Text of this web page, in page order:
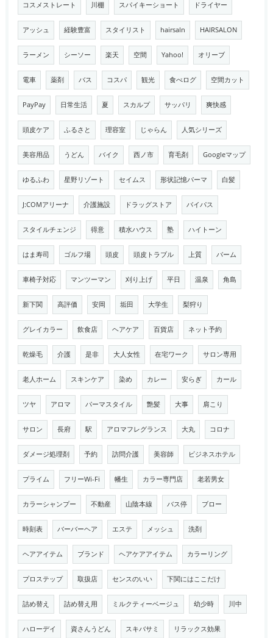
コスメストレート 川棚 スパイキーショート ドライヤー
アッシュ 経験豊富 スタイリスト hairsaln HAIRSALON
ラーメン シーソー 楽天 空間 Yahoo! オリーブ
電車 薬剤 バス コスパ 観光 食べログ 空間カット
PayPay 日常生活 夏 スカルプ サッパリ 爽快感
頭皮ケア ふるさと 理容室 じゃらん 人気シリーズ
美容用品 うどん バイク 西ノ市 育毛剤 Googleマップ
ゆるふわ 星野リゾート セイムス 形状記憶パーマ 白髪
J:COMアリーナ 介護施設 ドラッグストア バイパス
スタイルチェンジ 得意 積水ハウス 塾 ハイトーン
はま寿司 ゴルフ場 頭皮 頭皮トラブル 上質 バーム
車椅子対応 マンツーマン 刈り上げ 平日 温泉 角島
新下関 高評価 安岡 垢田 大学生 梨狩り
グレイカラー 飲食店 ヘアケア 百貨店 ネット予約
乾燥毛 介護 是非 大人女性 在宅ワーク サロン専用
老人ホーム スキンケア 染め カレー 安らぎ カール
ツヤ アロマ パーマスタイル 艶髪 大事 肩こり
サロン 長府 駅 アロマフレグランス 大丸 コロナ
ダメージ処理剤 予約 訪問介護 美容師 ビジネスホテル
プライム フリーWi-Fi 幡生 カラー専門店 老若男女
カラーシャンプー 不動産 山陰本線 バス停 ブロー
時刻表 バーバーヘア エステ メッシュ 洗剤
ヘアアイテム ブランド ヘアケアアイテム カラーリング
プロステップ 取扱店 センスのいい 下関にはここだけ
詰め替え 詰め替え用 ミルクティーベージュ 幼少時 川中
ハローデイ 資さんうどん スキバサミ リラックス効果